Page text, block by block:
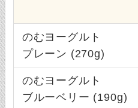
のむヨーグルト
プレーン (270g)
のむヨーグルト
ブルーベリー (190g)